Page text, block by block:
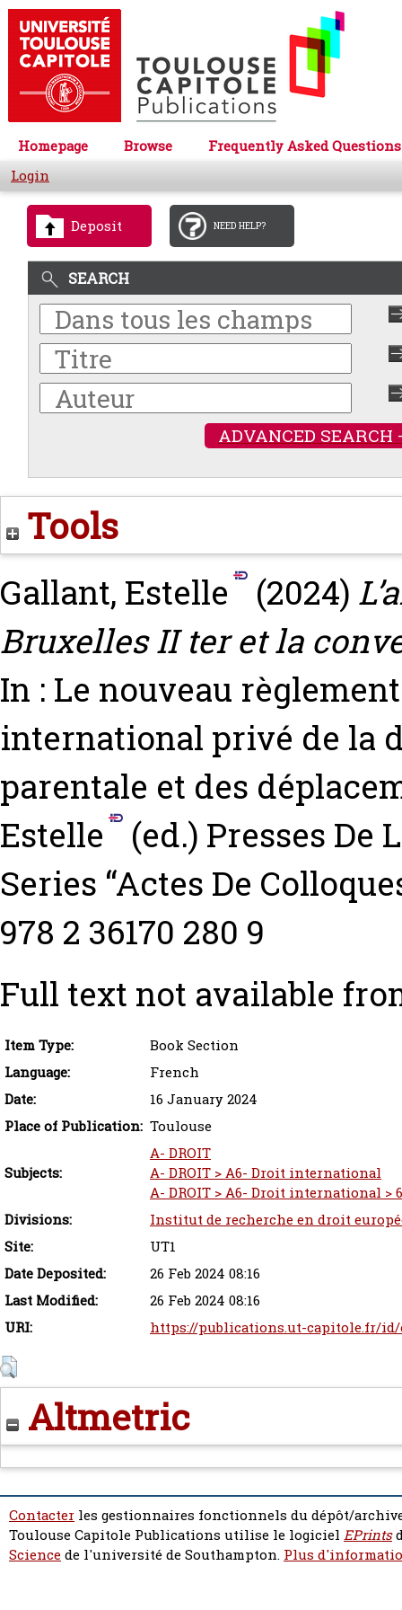
Homepage Browse
Frequently Asked Questions
Login
Deposit NEED HELP?
SEARCH
ADVANCED SEARCH
Tools
Gallant, Estelle (2024)
Bruxelles II ter et la
In : Le nouveau
international privé de la
parentale et des
Estelle
(ed.) Presses De
Series “Actes De
978 2 36170 280 9
Full text not available
Item Type:
Book Section
Language:
French
Date:
16 January 2024
Place of Publication: Toulouse
Subjects:
A- DROIT
A- DROIT > A6- Droit international
A- DROIT > A6- Droit international
Divisions:
Institut de recherche en droit
Site:
UT1
Date Deposited:
26 Feb 2024 08:16
Last Modified:
26 Feb 2024 08:16
URI:
https://publications.ut-capitole.fr/
Altmetric
Contacter les gestionnaires fonctionnels du dépôt/
Toulouse Capitole Publications utilise le logiciel EPrints
Sciencede l'université de Southampton. Plus